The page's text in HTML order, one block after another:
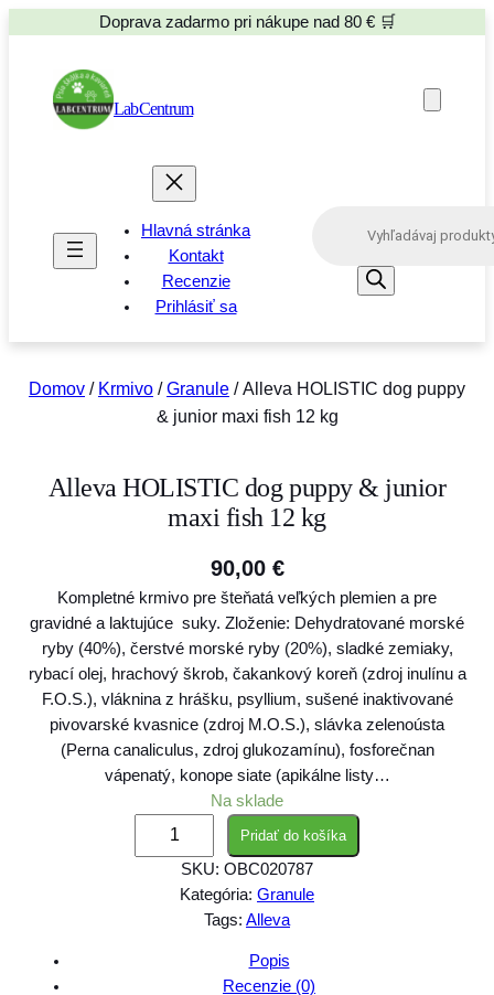
Doprava zadarmo pri nákupe nad 80 € 🛒
LabCentrum
Hlavná stránka
Kontakt
Recenzie
Prihlásiť sa
s
e
r
Domov / Krmivo /Granule / Alleva HOLISTIC dog puppy
& junior maxi fish 12 kg
Alleva HOLISTIC dog puppy & junior
maxi fish 12 kg
90,00 €
Kompletné krmivo pre šteňatá veľkých plemien a pre
gravidné a laktujúce suky. Zloženie: Dehydratované morské
ryby (40%), čerstvé morské ryby (20%), sladké zemiaky,
rybací olej, hrachový škrob, čakankový koreň (zdroj inulínu a
F.O.S.), vláknina z hrášku, psyllium, sušené inaktivované
pivovarské kvasnice (zdroj M.O.S.), slávka zelenoústa
(Perna canaliculus, zdroj glukozamínu), fosforečnan
vápenatý, konope siate (apikálne listy…
Na sklade
Pridať do košíka
SKU: OBC020787
Kategória: Granule
Tags: Alleva
Popis
Recenzie (0)